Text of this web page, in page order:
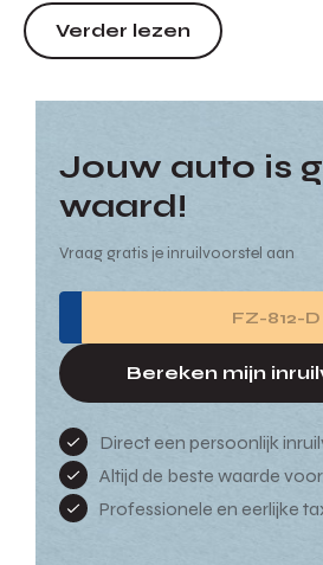
verschillende afleverpakketten en de
hiervan.
Aanvullende informatie
Hoewel de informatie op ...
Verder lezen
Jouw auto is
waard!
Vraag gratis je inruilvoorstel aan
Bereken mijn
Direct een persoonlijk
Altijd de beste waarde
Professionele en eerlijke